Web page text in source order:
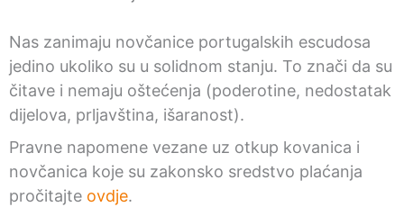
Nas zanimaju novčanice portugalskih escudosa
jedino ukoliko su u solidnom stanju. To znači da su
čitave i nemaju oštećenja (poderotine, nedostatak
dijelova, prljavština, išaranost).
Pravne napomene vezane uz otkup kovanica i
novčanica koje su zakonsko sredstvo plaćanja
pročitajte ovdje.